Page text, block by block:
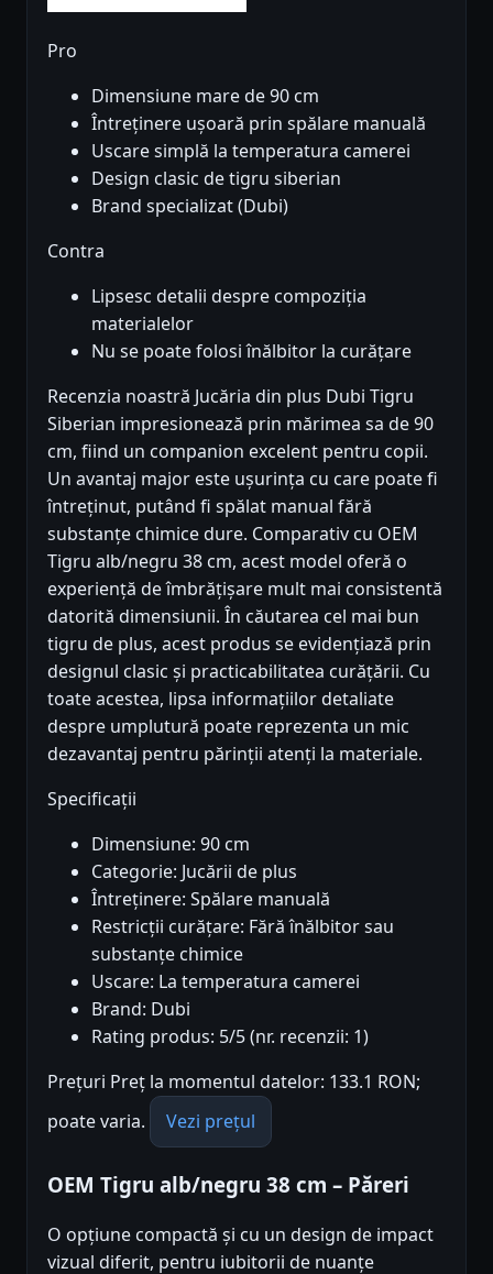
Pro
Dimensiune mare de 90 cm
Întreținere ușoară prin spălare manuală
Uscare simplă la temperatura camerei
Design clasic de tigru siberian
Brand specializat (Dubi)
Contra
Lipsesc detalii despre compoziția
materialelor
Nu se poate folosi înălbitor la curățare
Recenzia noastră Jucăria din plus Dubi Tigru
Siberian impresionează prin mărimea sa de 90
cm, fiind un companion excelent pentru copii.
Un avantaj major este ușurința cu care poate fi
întreținut, putând fi spălat manual fără
substanțe chimice dure. Comparativ cu OEM
Tigru alb/negru 38 cm, acest model oferă o
experiență de îmbrățișare mult mai consistentă
datorită dimensiunii. În căutarea cel mai bun
tigru de plus, acest produs se evidențiază prin
designul clasic și practicabilitatea curățării. Cu
toate acestea, lipsa informațiilor detaliate
despre umplutură poate reprezenta un mic
dezavantaj pentru părinții atenți la materiale.
Specificații
Dimensiune: 90 cm
Categorie: Jucării de plus
Întreținere: Spălare manuală
Restricții curățare: Fără înălbitor sau
substanțe chimice
Uscare: La temperatura camerei
Brand: Dubi
Rating produs: 5/5 (nr. recenzii: 1)
Prețuri Preț la momentul datelor: 133.1 RON;
poate varia.
Vezi prețul
OEM Tigru alb/negru 38 cm – Păreri
O opțiune compactă și cu un design de impact
vizual diferit, pentru iubitorii de nuanțe